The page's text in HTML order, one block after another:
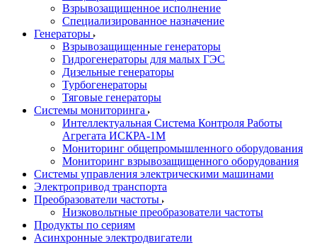
Взрывозащищенное исполнение
Специализированное назначение
Генераторы
Взрывозащищенные генераторы
Гидрогенераторы для малых ГЭС
Дизельные генераторы
Турбогенераторы
Тяговые генераторы
Системы мониторинга
Интеллектуальная Система Контроля Работы
Агрегата ИСКРА-1М
Мониторинг общепромышленного оборудования
Мониторинг взрывозащищенного оборудования
Системы управления электрическими машинами
Электропривод транспорта
Преобразователи частоты
Низковольтные преобразователи частоты
Продукты по сериям
Асинхронные электродвигатели